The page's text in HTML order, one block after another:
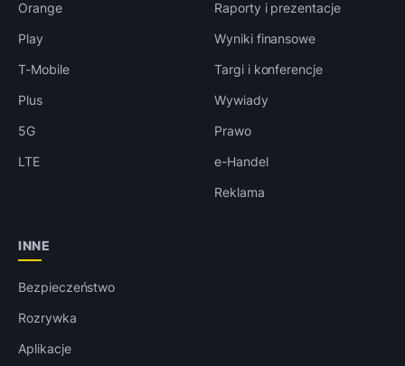
Orange
Play
T-Mobile
Plus
5G
LTE
Raporty i prezentacje
Wyniki finansowe
Targi i konferencje
Wywiady
Prawo
e-Handel
Reklama
INNE
Bezpieczeństwo
Rozrywka
Aplikacje